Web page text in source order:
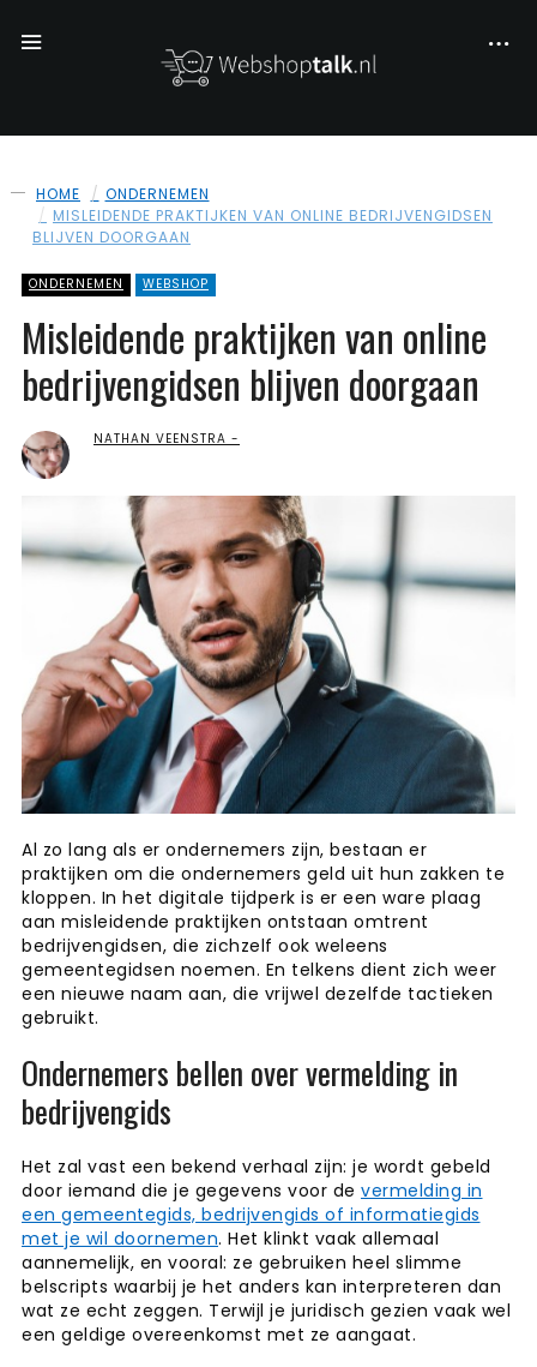
HOME
ONDERNEMEN
MISLEIDENDE PRAKTIJKEN VAN ONLINE BEDRIJVENGIDSEN
BLIJVEN DOORGAAN
ONDERNEMEN WEBSHOP
Misleidende praktijken van online
bedrijvengidsen blijven doorgaan
NATHAN VEENSTRA
Al zo lang als er ondernemers zijn, bestaan er
praktijken om die ondernemers geld uit hun zakken te
kloppen. In het digitale tijdperk is er een ware plaag
aan misleidende praktijken ontstaan omtrent
bedrijvengidsen, die zichzelf ook weleens
gemeentegidsen noemen. En telkens dient zich weer
een nieuwe naam aan, die vrijwel dezelfde tactieken
gebruikt.
Ondernemers bellen over vermelding in
bedrijvengids
Het zal vast een bekend verhaal zijn: je wordt gebeld
door iemand die je gegevens voor de vermelding in
een gemeentegids, bedrijvengids of informatiegids
met je wil doornemen. Het klinkt vaak allemaal
aannemelijk, en vooral: ze gebruiken heel slimme
belscripts waarbij je het anders kan interpreteren dan
wat ze echt zeggen. Terwijl je juridisch gezien vaak wel
een geldige overeenkomst met ze aangaat.